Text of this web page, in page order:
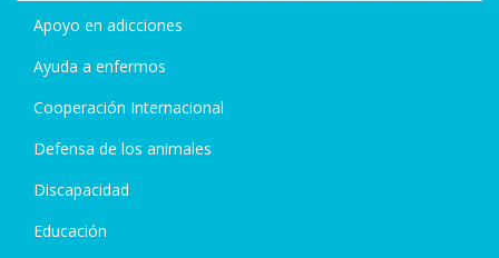
Apoyo en adicciones
Ayuda a enfermos
Cooperación Internacional
Defensa de los animales
Discapacidad
Educación